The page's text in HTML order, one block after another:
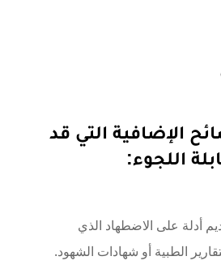
الإضافية التي قد
اللجوء:
أدلة على الاضطهاد الذي
الطبية أو شهادات الشهود.